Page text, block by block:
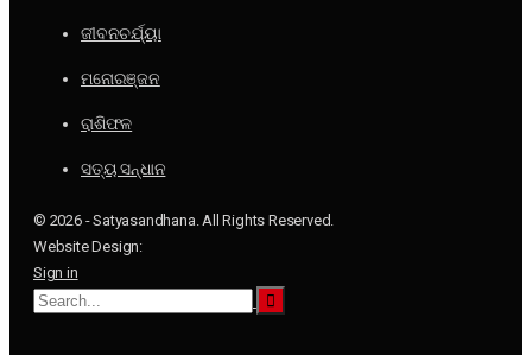
ଜୀବନଚର୍ଯ୍ୟା
ମନୋରଞ୍ଜନ
ରାଶିଫଳ
ସତ୍ୟ ସନ୍ଧାନ
© 2026 - Satyasandhana. All Rights Reserved.
Website Design:
Sign in